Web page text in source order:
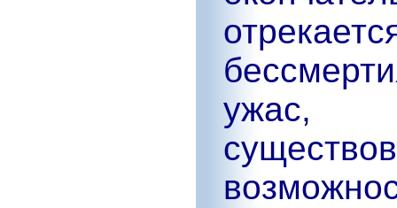
ужас,